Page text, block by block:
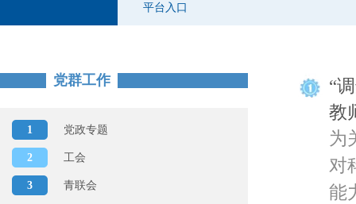
平台入口
党群工作
1 党政专题
2 工会
3 青联会
“
教
为
对
能